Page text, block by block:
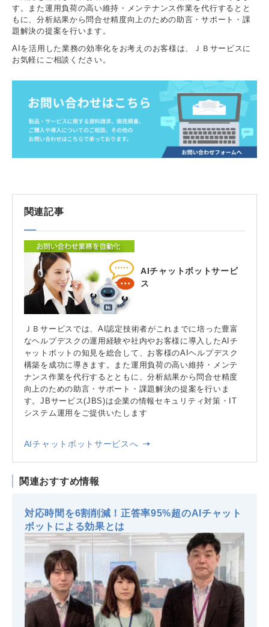
す。また運用負荷の高い維持・メンテナンス作業を代行するとと
もに、分析結果から問合せ精度向上のための助言・サポート・課
題解決の提案を行います。
AIを活用した業務の効率化をお考えのお客様は、ＪＢサービスに
お気軽にご相談ください。
関連記事
AIチャットボットサービ
ス
ＪＢサービスでは、AI認定技術者がこれまでに培った豊富
なヘルプデスクの運用経験や社内やお客様に導入したAIチ
ャットボットの知見を総合して、お客様のAIヘルプデスク
構築を成功に導きます。また運用負荷の高い維持・メンテ
ナンス作業を代行するとともに、分析結果から問合せ精度
向上のための助言・サポート・課題解決の提案を行いま
す。JBサービス(JBS)は企業の情報セキュリティ対策・IT
システム運用をご提供いたします
AIチャットボットサービスへ
関連おすすめ情報
対応時間を6割削減！正答率95%超のAIチャット
ボットによる効果とは